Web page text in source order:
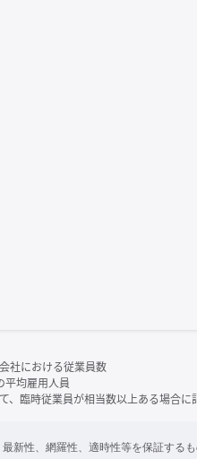
社における従業員数
平均雇用人員
、臨時従業員が相当数以上ある場合に
新性、網羅性、適時性等を保証する